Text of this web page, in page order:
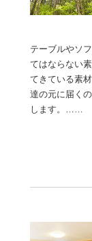
テーブルやソ
てはならない
てきている素
達の元に届く
します。……